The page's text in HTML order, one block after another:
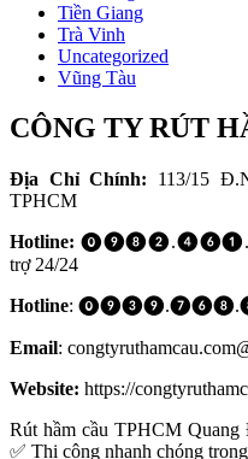
Tiền Giang
Trà Vinh
Uncategorized
Vũng Tàu
CÔNG TY RÚT
Địa Chỉ Chính: 113/15
TPHCM
Hotline: ⓿❾❽❷.❹❻❶.❹❶⓿
trợ 24/24
Hotline: ⓿❾❸❾.❼❻❽.❽❼❶/
Email:
Website: https://
Rút hầm cầu TPHCM
✅ Thi công nhanh chóng